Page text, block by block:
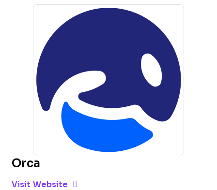
Orca
Visit Website Opens New Window